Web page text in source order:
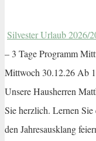
Silvester Urlaub 2026/
– 3 Tage Programm
Mittwoch 30.12.26 Ab
Unsere Hausherren
Sie herzlich. Lernen Sie
den Jahresausklang